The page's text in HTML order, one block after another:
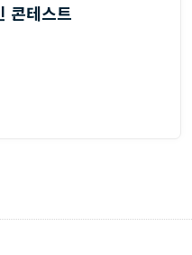
콘테스트